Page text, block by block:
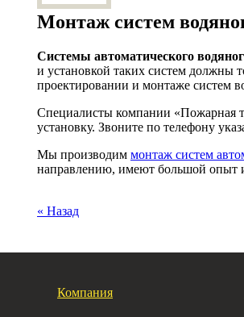
Монтаж систем
Системы автоматического
и установкой таких систем
проектировании и монтаже систем
Специалисты компании «Пожарная
установку. Звоните по телефону
Мы производим монтаж систем
направлению, имеют большой опыт
« Назад
Компания